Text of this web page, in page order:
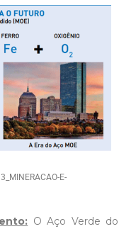
E-
O Aço Verde do